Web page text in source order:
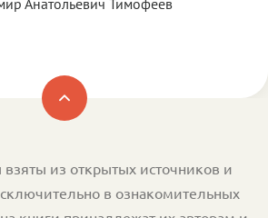
из открытых источников и
в ознакомительных